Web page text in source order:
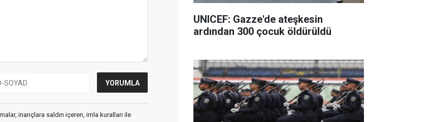
inançlara saldırı içeren, imla kuralları ile
UNICEF: Gazze'de ateşkesin
ardından 300 çocuk öldürüldü